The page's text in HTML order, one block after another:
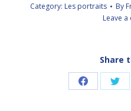
Category: Les portraits By
Leave
Share
Share